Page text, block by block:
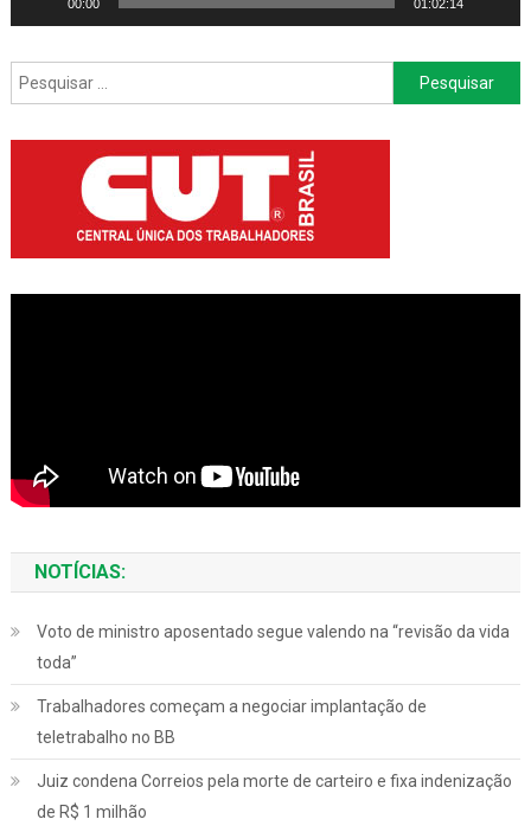
00:00 01:02:14
Pesquisar
por:
NOTÍCIAS:
Voto de ministro aposentado segue valendo na “revisão da vida
toda”
Trabalhadores começam a negociar implantação de
teletrabalho no BB
Juiz condena Correios pela morte de carteiro e fixa indenização
de R$ 1 milhão